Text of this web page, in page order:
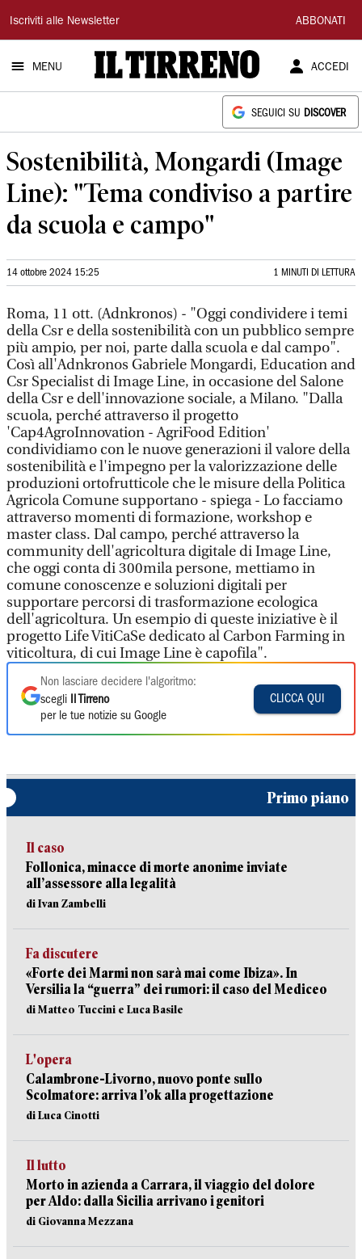
Il
Tirreno
Iscriviti alle Newsletter ABBONATI
MENU ACCEDI
SEGUICI SU DISCOVER
Sostenibilità, Mongardi (Image
Line): "Tema condiviso a partire
da scuola e campo"
14 ottobre 2024 15:25 1 MINUTI DI LETTURA
Roma, 11 ott. (Adnkronos) - "Oggi condividere i temi
della Csr e della sostenibilità con un pubblico sempre
più ampio, per noi, parte dalla scuola e dal campo".
Così all'Adnkronos Gabriele Mongardi, Education and
Csr Specialist di Image Line, in occasione del Salone
della Csr e dell'innovazione sociale, a Milano. "Dalla
scuola, perché attraverso il progetto
'Cap4AgroInnovation - AgriFood Edition'
condividiamo con le nuove generazioni il valore della
sostenibilità e l'impegno per la valorizzazione delle
produzioni ortofrutticole che le misure della Politica
Agricola Comune supportano - spiega - Lo facciamo
attraverso momenti di formazione, workshop e
master class. Dal campo, perché attraverso la
community dell'agricoltura digitale di Image Line,
che oggi conta di 300mila persone, mettiamo in
comune conoscenze e soluzioni digitali per
supportare percorsi di trasformazione ecologica
dell'agricoltura. Un esempio di queste iniziative è il
progetto Life VitiCaSe dedicato al Carbon Farming in
viticoltura, di cui Image Line è capofila".
Non lasciare decidere l'algoritmo:
scegli
Il Tirreno
per le tue notizie su Google
CLICCA QUI
Primo piano
Il caso
Follonica, minacce di morte anonime inviate
all’assessore alla legalità
di Ivan Zambelli
Fa discutere
«Forte dei Marmi non sarà mai come Ibiza». In
Versilia la “guerra” dei rumori: il caso del Mediceo
di Matteo Tuccini e Luca Basile
L'opera
Calambrone-Livorno, nuovo ponte sullo
Scolmatore: arriva l’ok alla progettazione
di Luca Cinotti
Il lutto
Morto in azienda a Carrara, il viaggio del dolore
per Aldo: dalla Sicilia arrivano i genitori
di Giovanna Mezzana